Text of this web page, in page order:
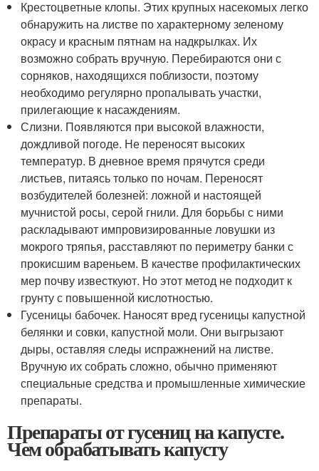
Крестоцветные клопы. Этих крупных насекомых легко
обнаружить на листве по характерному зеленому
окрасу и красным пятнам на надкрылках. Их
возможно собрать вручную. Перебираются они с
сорняков, находящихся поблизости, поэтому
необходимо регулярно пропалывать участки,
прилегающие к насаждениям.
Слизни. Появляются при высокой влажности,
дождливой погоде. Не переносят высоких
температур. В дневное время прячутся среди
листьев, питаясь только по ночам. Переносят
возбудителей болезней: ложной и настоящей
мучнистой росы, серой гнили. Для борьбы с ними
раскладывают импровизированные ловушки из
мокрого тряпья, расставляют по периметру банки с
прокисшим вареньем. В качестве профилактических
мер почву известкуют. Но этот метод не подходит к
грунту с повышенной кислотностью.
Гусеницы бабочек. Наносят вред гусеницы капустной
белянки и совки, капустной моли. Они выгрызают
дыры, оставляя следы испражнений на листве.
Вручную их собрать сложно, обычно применяют
специальные средства и промышленные химические
препараты.
Препараты от гусениц на капусте.
Чем обрабатывать капусту